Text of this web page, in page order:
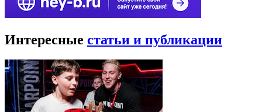
Интересные статьи и публикации